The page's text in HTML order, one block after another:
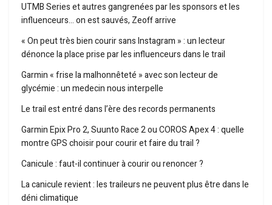
UTMB Series et autres gangrenées par les sponsors et les
influenceurs… on est sauvés, Zeoff arrive
« On peut très bien courir sans Instagram » : un lecteur
dénonce la place prise par les influenceurs dans le trail
Garmin « frise la malhonnêteté » avec son lecteur de
glycémie : un medecin nous interpelle
Le trail est entré dans l’ère des records permanents
Garmin Epix Pro 2, Suunto Race 2 ou COROS Apex 4 : quelle
montre GPS choisir pour courir et faire du trail ?
Canicule : faut-il continuer à courir ou renoncer ?
La canicule revient : les traileurs ne peuvent plus être dans le
déni climatique